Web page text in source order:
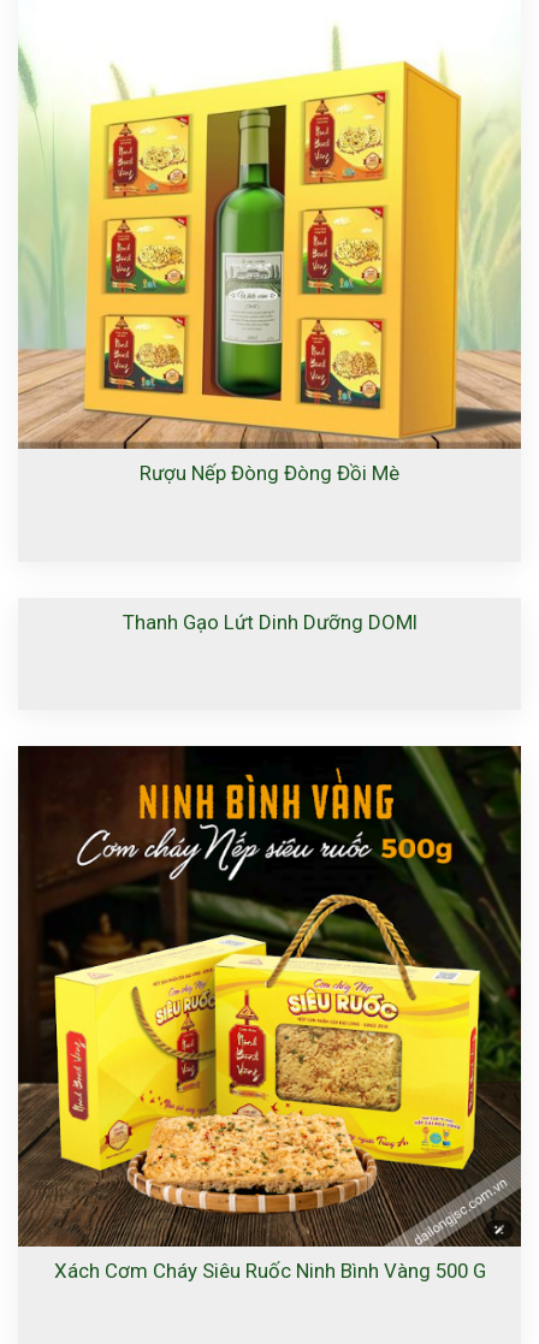
Rượu Nếp Đòng Đòng Đồi Mè
Thanh Gạo Lứt Dinh Dưỡng DOMI
Xách Cơm Cháy Siêu Ruốc Ninh Bình Vàng 500 G